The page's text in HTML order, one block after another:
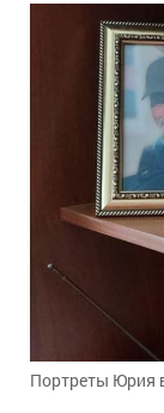
Портреты Юрия